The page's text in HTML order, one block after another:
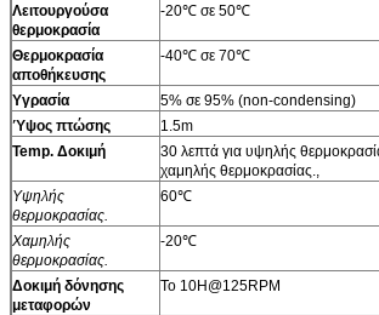
Λειτουργούσα
θερμοκρασία
-20℃ σε 50℃
Θερμοκρασία
αποθήκευσης
-40℃ σε 70℃
Υγρασία
5% σε 95% (non-condensing)
Ύψος πτώσης
1.5m
Temp. Δοκιμή
30 λεπτά για υψηλής
χαμηλής θερμοκρασίας.,
Υψηλής
θερμοκρασίας.
60℃
Χαμηλής
θερμοκρασίας.
-20℃
Δοκιμή δόνησης
μεταφορών
Το 10H@125RPM